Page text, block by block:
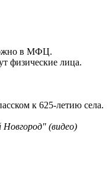
в МФЦ.
физические лица.
к 625-летию села.
(видео)